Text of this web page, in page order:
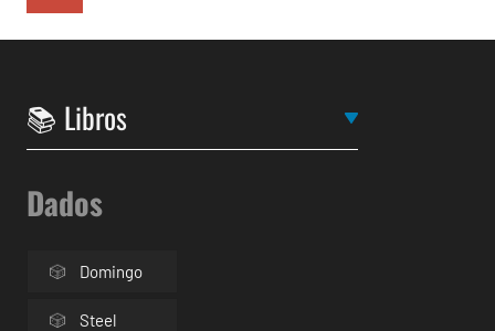
Dados
Domingo
Steel